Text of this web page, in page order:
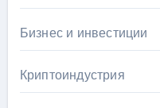
Бизнес и инвестиции
Криптоиндустрия